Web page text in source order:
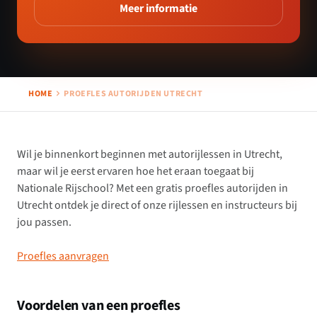
Meer informatie
HOME PROEFLES AUTORIJDEN UTRECHT
Wil je binnenkort beginnen met autorijlessen in Utrecht,
maar wil je eerst ervaren hoe het eraan toegaat bij
Nationale Rijschool? Met een gratis proefles autorijden in
Utrecht ontdek je direct of onze rijlessen en instructeurs bij
jou passen.
Proefles aanvragen
Voordelen van een proefles